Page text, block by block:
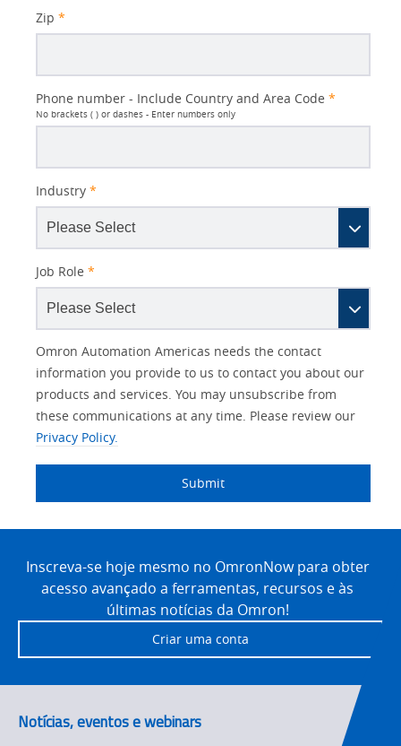
Zip *
Phone number - Include Country and Area Code *
No brackets ( ) or dashes - Enter numbers only
Industry *
Job Role *
Other
Lead
Source
Lead
Source
Detail
Status
Opt-in
Marketing
No
Yes
I
am
an
Your
Role
Product Family
Interest
Automation
Components
and Vision
Drives
SYSMAC
Motion and
Solutions Interest
IO Link
Panel Building
Quality Control
Safety Solutions
Traceability
Maintenance
Flexible
Omron Automation Americas needs the contact
information you provide to us to contact you about our
products and services. You may unsubscribe from
these communications at any time. Please review our
Privacy Policy.
Submit
FooterInscreva-se hoje mesmo no OmronNow para obter
acesso avançado a ferramentas, recursos e às
últimas notícias da Omron!
Criar uma conta
Notícias, eventos e webinars